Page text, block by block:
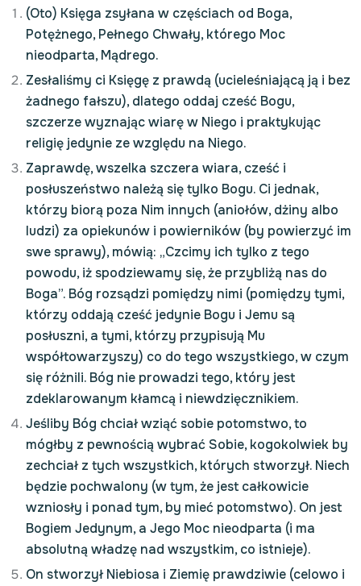
(Oto) Księga zsyłana w częściach od Boga,
Potężnego, Pełnego Chwały, którego Moc
nieodparta, Mądrego.
Zesłaliśmy ci Księgę z prawdą (ucieleśniającą ją i bez
żadnego fałszu), dlatego oddaj cześć Bogu,
szczerze wyznając wiarę w Niego i praktykując
religię jedynie ze względu na Niego.
Zaprawdę, wszelka szczera wiara, cześć i
posłuszeństwo należą się tylko Bogu. Ci jednak,
którzy biorą poza Nim innych (aniołów, dżiny albo
ludzi) za opiekunów i powierników (by powierzyć im
swe sprawy), mówią: „Czcimy ich tylko z tego
powodu, iż spodziewamy się, że przybliżą nas do
Boga”. Bóg rozsądzi pomiędzy nimi (pomiędzy tymi,
którzy oddają cześć jedynie Bogu i Jemu są
posłuszni, a tymi, którzy przypisują Mu
współtowarzyszy) co do tego wszystkiego, w czym
się różnili. Bóg nie prowadzi tego, który jest
zdeklarowanym kłamcą i niewdzięcznikiem.
Jeśliby Bóg chciał wziąć sobie potomstwo, to
mógłby z pewnością wybrać Sobie, kogokolwiek by
zechciał z tych wszystkich, których stworzył. Niech
będzie pochwalony (w tym, że jest całkowicie
wzniosły i ponad tym, by mieć potomstwo). On jest
Bogiem Jedynym, a Jego Moc nieodparta (i ma
absolutną władzę nad wszystkim, co istnieje).
On stworzył Niebiosa i Ziemię prawdziwie (celowo i